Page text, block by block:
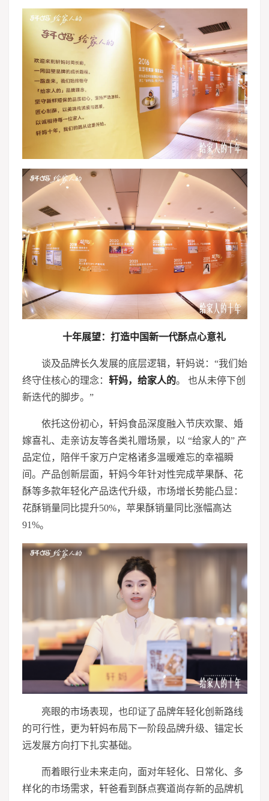
十年展望：打造中国新一代酥点心意礼
谈及品牌长久发展的底层逻辑，轩妈说：“我们始
终守住核心的理念： 轩妈，给家人的。 也从未停下创
新迭代的脚步。”
依托这份初心，轩妈食品深度融入节庆欢聚、婚
嫁喜礼、走亲访友等各类礼赠场景，以 “给家人的” 产
品定位，陪伴千家万户定格诸多温暖难忘的幸福瞬
间。产品创新层面，轩妈今年针对性完成苹果酥、花
酥等多款年轻化产品迭代升级，市场增长势能凸显：
花酥销量同比提升50%，苹果酥销量同比涨幅高达
91%。
亮眼的市场表现，也印证了品牌年轻化创新路线
的可行性，更为轩妈布局下一阶段品牌升级、锚定长
远发展方向打下扎实基础。
而着眼行业未来走向，面对年轻化、日常化、多
样化的市场需求，轩爸看到酥点赛道尚存新的品牌机